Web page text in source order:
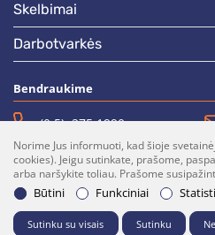
skelbimai
darbotvarkės
Bendraukime
(0 5)  275 1990
Facebook
Prenumerata
Norime Jus informuoti, kad šioje
cookies). Jeigu sutinkate, prašome,
arba naršykite toliau. Prašome
Būtini
Funkciniai
Sutinku su visais Sutinku